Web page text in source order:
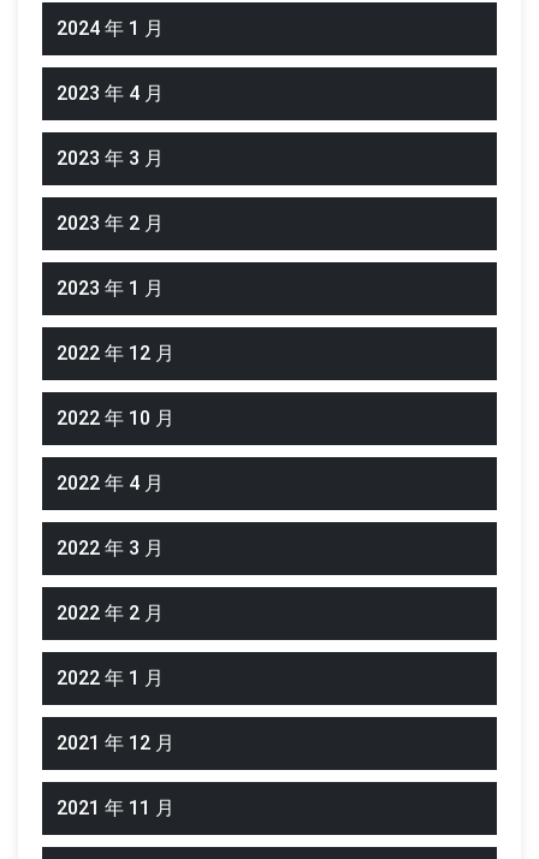
2024 年 1 月
2023 年 4 月
2023 年 3 月
2023 年 2 月
2023 年 1 月
2022 年 12 月
2022 年 10 月
2022 年 4 月
2022 年 3 月
2022 年 2 月
2022 年 1 月
2021 年 12 月
2021 年 11 月